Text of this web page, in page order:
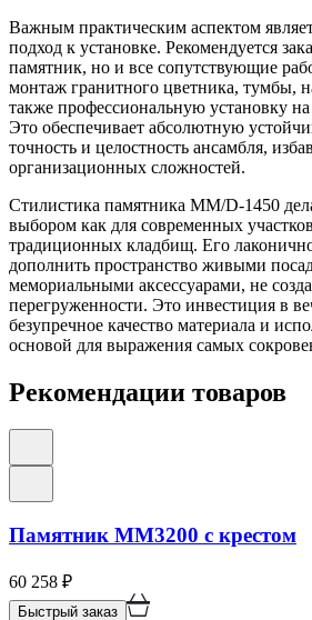
Важным практическим аспектом
подход к установке. Рекомендуется
памятник, но и все сопутствующие
монтаж гранитного цветника, тумбы,
также профессиональную установку
Это обеспечивает абсолютную
точность и целостность ансамбля,
организационных сложностей.
Стилистика памятника ММ/D-1450
выбором как для современных
традиционных кладбищ. Его
дополнить пространство живыми
мемориальными аксессуарами, не
перегруженности. Это инвестиция в
безупречное качество материала и
основой для выражения самых
Рекомендации товаров
Памятник ММ3200 с крестом
60 258 ₽
Быстрый заказ